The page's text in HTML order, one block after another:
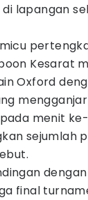
lapangan
Kesarat
Oxford
menit
sejumlah
final